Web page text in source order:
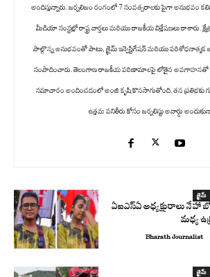
అందిస్తున్నారు. జర్నలిజం రంగంలో 7 సంవత్సరాలకు పైగా అనుభవం
మీడియా సంస్థల్లో రాష్ట్ర వార్తలు మరియు రాజకీయ విశ్లేషణలు రాశారు.
పాల్గొన్న అనుభవంతో పాటు, క్రైమ్ ఇన్వెస్టిగేషన్ మరియు పరిశోధనాత్మక
సంపాదించారు. తెలంగాణ రాజకీయ పరిణామాలపై లోతైన అవగాహనతో
సమాచారం అందించడంలో అంజి కృషి కొనసాగుతోంది. తన ప్రతిభకు
ఉత్తమ పనితీరు కోసం జర్నలిస్టు అవార్డు
క్రైమ్
ఏఐఎస్‌ఏ అధ్యక్షురాలు
మధ్య
Bharath Journalist -
క్రైమ్